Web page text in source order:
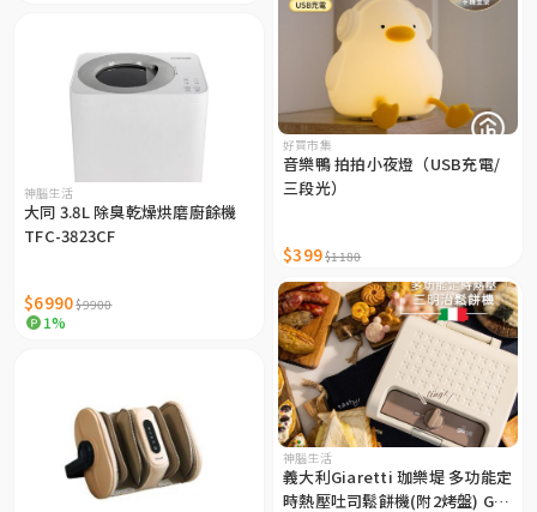
好買市集
音樂鴨 拍拍小夜燈（USB充電/
三段光）
$399$1180
神腦生活
大同 3.8L 除臭乾燥烘磨廚餘機
TFC-3823CF
$6990$9900
1%
神腦生活
義大利Giaretti 珈樂堤 多功能定
時熱壓吐司鬆餅機(附2烤盤) GT-